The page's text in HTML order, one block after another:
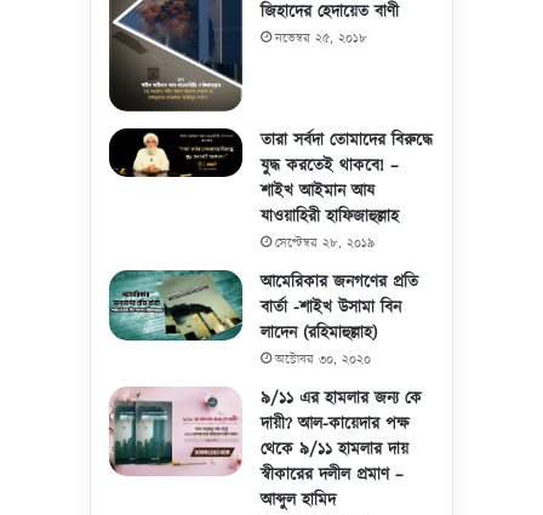
জিহাদের হেদায়েত বাণী
নভেম্বর ২৫, ২০১৮
তারা সর্বদা তোমাদের বিরুদ্ধে
যুদ্ধ করতেই থাকবে! –
শাইখ আইমান আয
যাওয়াহিরী হাফিজাহুল্লাহ
সেপ্টেম্বর ২৮, ২০১৯
আমেরিকার জনগণের প্রতি
বার্তা -শাইখ উসামা বিন
লাদেন (রহিমাহুল্লাহ)
অক্টোবর ৩০, ২০২০
৯/১১ এর হামলার জন্য কে
দায়ী? আল-কায়েদার পক্ষ
থেকে ৯/১১ হামলার দায়
স্বীকারের দলীল প্রমাণ –
আব্দুল হামিদ